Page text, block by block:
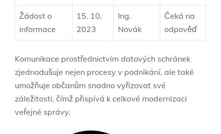
Žádost o
informace
15. 10.
2023
Ing.
Novák
Čeká na
odpověď
Komunikace prostřednictvím datových schránek
zjednodušuje nejen procesy v podnikání, ale také
umožňuje občanům snadno vyřizovat své
záležitosti, čímž přispívá k celkové modernizaci
veřejné správy.